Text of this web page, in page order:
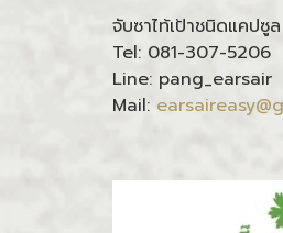
จับซาไท้เป้าชนิดแคป
Tel: 081-307-5206
Line: pang_earsair
Mail: